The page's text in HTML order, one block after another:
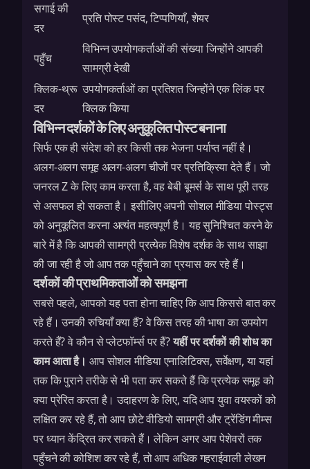
सगाई की
दर
प्रति पोस्ट पसंद, टिप्पणियाँ, शेयर
पहुँच
विभिन्न उपयोगकर्ताओं की संख्या जिन्होंने आपकी
सामग्री देखी
क्लिक-थ्रू
दर
उपयोगकर्ताओं का प्रतिशत जिन्होंने एक लिंक पर
क्लिक किया
विभिन्न दर्शकों के लिए अनुकूलित पोस्ट बनाना
सिर्फ एक ही संदेश को हर किसी तक भेजना पर्याप्त नहीं है।
अलग-अलग समूह अलग-अलग चीजों पर प्रतिक्रिया देते हैं। जो
जनरल Z के लिए काम करता है, वह बेबी बूमर्स के साथ पूरी तरह
से असफल हो सकता है। इसीलिए अपनी सोशल मीडिया पोस्ट्स
को अनुकूलित करना अत्यंत महत्वपूर्ण है। यह सुनिश्चित करने के
बारे में है कि आपकी सामग्री प्रत्येक विशेष दर्शक के साथ साझा
की जा रही है जो आप तक पहुँचाने का प्रयास कर रहे हैं।
दर्शकों की प्राथमिकताओं को समझना
सबसे पहले, आपको यह पता होना चाहिए कि आप किससे बात कर
रहे हैं। उनकी रुचियाँ क्या हैं? वे किस तरह की भाषा का उपयोग
करते हैं? वे कौन से प्लेटफॉर्म्स पर हैं?यहीं पर दर्शकों की शोध का
काम आता है। आप सोशल मीडिया एनालिटिक्स, सर्वेक्षण, या यहां
तक कि पुराने तरीके से भी पता कर सकते हैं कि प्रत्येक समूह को
क्या प्रेरित करता है। उदाहरण के लिए, यदि आप युवा वयस्कों को
लक्षित कर रहे हैं, तो आप छोटे वीडियो सामग्री और ट्रेंडिंग मीम्स
पर ध्यान केंद्रित कर सकते हैं। लेकिन अगर आप पेशेवरों तक
पहुँचने की कोशिश कर रहे हैं, तो आप अधिक गहराईवाली लेखन